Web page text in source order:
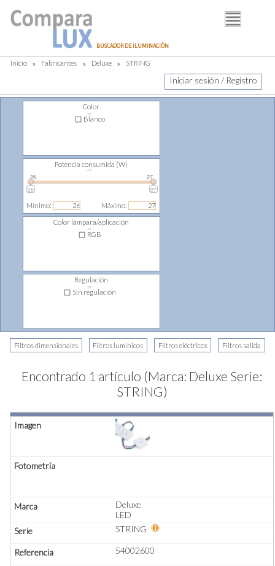
BUSCADOR DE ILUMINACIÓNBUSCADOR
FABRICANTES
DISTRIBUIDORES
PIM
Inicio » Fabricantes » Deluxe » STRING
Iniciar sesión / Registro
Color
⇔
Blanco
Potencia consumida (W)
26
27
26 27
⇔
Mínimo: Máximo:
Color lámpara/aplicación
⇔
RGB
Regulación
⇔
Sin regulación
Encontrado 1 artículo (Marca: Deluxe Serie:
STRING)
Deluxe
LED
STRING
54002600